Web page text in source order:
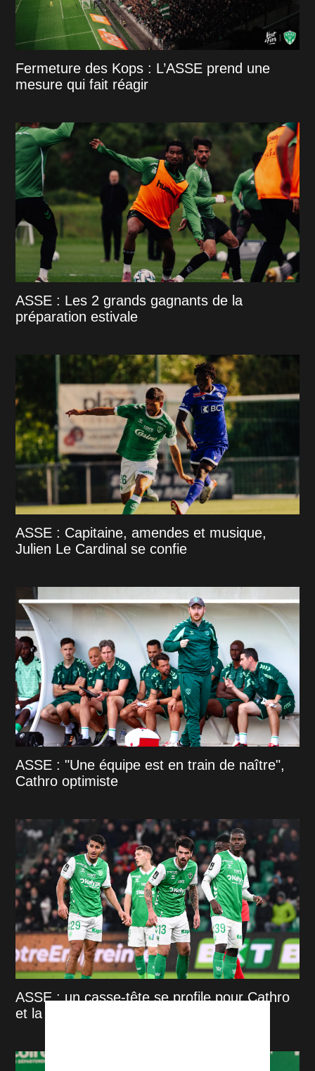
Fermeture des Kops : L’ASSE prend une
mesure qui fait réagir
ASSE : Les 2 grands gagnants de la
préparation estivale
ASSE : Capitaine, amendes et musique,
Julien Le Cardinal se confie
ASSE : "Une équipe est en train de naître",
Cathro optimiste
ASSE : un casse-tête se profile pour Cathro
et la direction stéphanoise